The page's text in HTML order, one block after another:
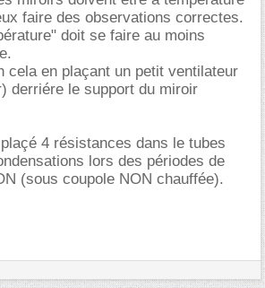
faire des observations correctes.
doit se faire au moins
cela en plaçant un petit ventilateur
derriére le support du miroir
4 résistances dans le tubes
lors des périodes de
(sous coupole NON chauffée).